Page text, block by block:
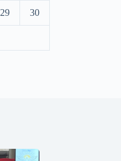
29 30